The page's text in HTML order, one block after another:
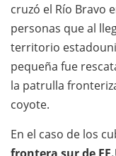
cruzó el Río Bravo
personas que al
territorio
pequeña fue
la patrulla
coyote.
En el caso de los